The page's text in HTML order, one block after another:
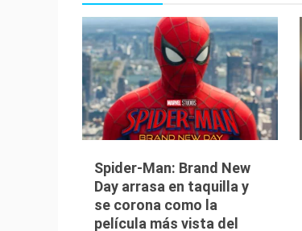
Spider-Man: Brand New
Day arrasa en taquilla y
se corona como la
película más vista del